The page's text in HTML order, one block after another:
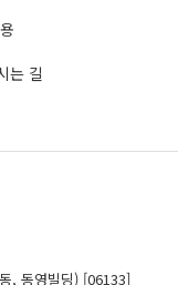
는 길
, 동영빌딩) [06133]